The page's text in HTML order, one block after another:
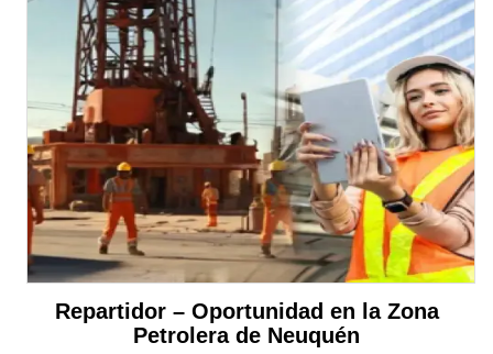
Repartidor – Oportunidad en la Zona
Petrolera de Neuquén